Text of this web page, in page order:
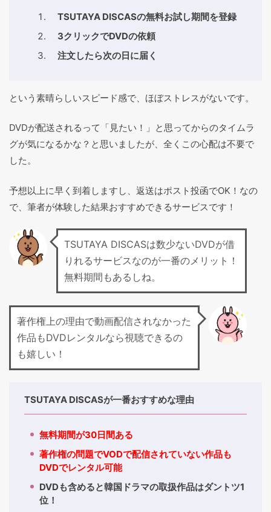
TSUTAYA DISCASの無料お試し期間を登録
3クリックでDVDの依頼
注文したら次の日に届く
という素晴らしいスピード感で、ほぼストレスがないです。
DVDが配送されるって「見たい！」と思ってからのタイムラ
グが気になるかな？と思いましたが、全くこの心配は不要で
した。
予想以上に早く到着しますし、返送はポスト投函でOK！なの
で、筆者が体験した結果おすすめできるサービスです！
TSUTAYA DISCASは数少ないDVDが借
りれるサービスなのが一番のメリット！
無料期間もあるしね。
著作権上の理由で動画配信されなかった
作品もDVDレンタルなら視聴できるの
も嬉しい！
TSUTAYA DISCASが一番おすすめな理由
無料期間が30日間ある
著作権の問題でVODで配信されていない作品も
DVDでレンタル可能
DVDも含めると韓国ドラマの取扱作品はダントツ1
位！